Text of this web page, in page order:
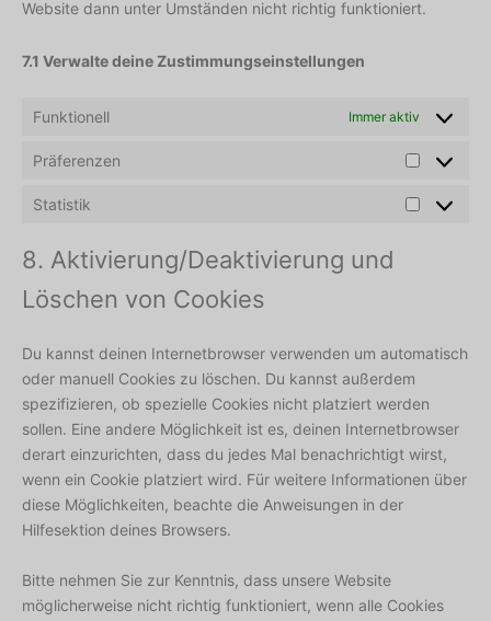
Website dann unter Umständen nicht richtig funktioniert.
7.1 Verwalte deine Zustimmungseinstellungen
Funktionell Immer aktiv
Präferenzen
Statistik
8. Aktivierung/Deaktivierung und
Löschen von Cookies
Du kannst deinen Internetbrowser verwenden um automatisch
oder manuell Cookies zu löschen. Du kannst außerdem
spezifizieren, ob spezielle Cookies nicht platziert werden
sollen. Eine andere Möglichkeit ist es, deinen Internetbrowser
derart einzurichten, dass du jedes Mal benachrichtigt wirst,
wenn ein Cookie platziert wird. Für weitere Informationen über
diese Möglichkeiten, beachte die Anweisungen in der
Hilfesektion deines Browsers.
Bitte nehmen Sie zur Kenntnis, dass unsere Website
möglicherweise nicht richtig funktioniert, wenn alle Cookies